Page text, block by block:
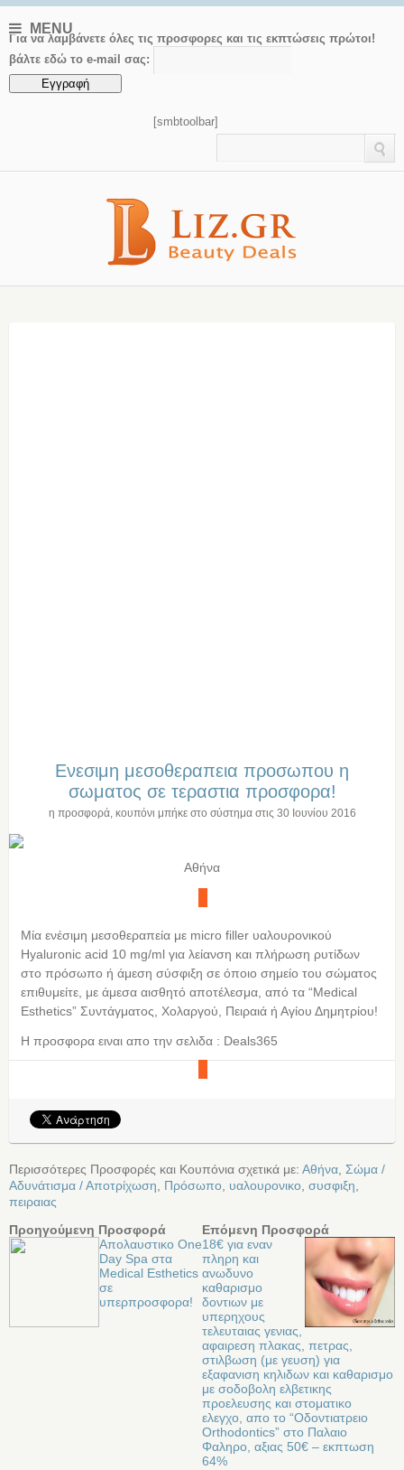
MENU
Για να λαμβάνετε όλες τις προσφορες και τις εκπτώσεις πρώτοι!
βάλτε εδώ το e-mail σας:
[smbtoolbar]
Eνεσιμη μεσοθεραπεια προσωπου η
σωματος σε τεραστια προσφορα!
η προσφορά, κουπόνι μπήκε στο σύστημα στις 30 Ιουνίου 2016
Αθήνα
Μία ενέσιμη μεσοθεραπεία με micro filler υαλουρονικού
Hyaluronic acid 10 mg/ml για λείανση και πλήρωση ρυτίδων
στο πρόσωπο ή άμεση σύσφιξη σε όποιο σημείο του σώματος
επιθυμείτε, με άμεσα αισθητό αποτέλεσμα, από τα “Medical
Esthetics” Συντάγματος, Χολαργού, Πειραιά ή Αγίου Δημητρίου!
Η προσφορα ειναι απο την σελιδα : Deals365
Περισσότερες Προσφορές και Κουπόνια σχετικά με: Αθήνα Σώμα /
Αδυνάτισμα / Αποτρίχωση
Πρόσωπο υαλουρονικο συσφιξη
πειραιας
Προηγούμενη Προσφορά
Απολαυστικο One
Day Spa στα
Medical Esthetics
σε
υπερπροσφορα!
Επόμενη Προσφορά
18€ για εναν
πληρη και
ανωδυνο
καθαρισμο
δοντιων με
υπερηχους
τελευταιας γενιας,
αφαιρεση πλακας, πετρας,
στιλβωση (με γευση) για
εξαφανιση κηλιδων και καθαρισμο
με σοδοβολη ελβετικης
προελευσης και στοματικο
ελεγχο, απο το “Οδοντιατρειο
Orthodontics” στο Παλαιο
Φαληρο, αξιας 50€ – εκπτωση
64%